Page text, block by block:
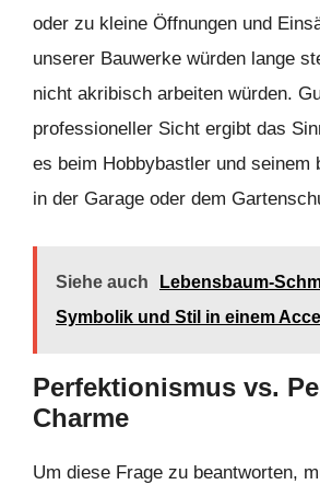
oder zu kleine Öffnungen und
unserer Bauwerke würden lange
nicht akribisch arbeiten würden.
professioneller Sicht ergibt das
es beim Hobbybastler und seinem
in der Garage oder dem
Siehe auch
Lebensbaum-
Symbolik und Stil in einem
Perfektionismus vs.
Charme
Um diese Frage zu beantworten,